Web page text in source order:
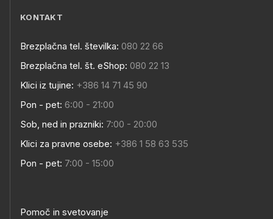
KONTAKT
Brezplačna tel. številka: 080 22 66
Brezplačna tel. št. eShop: 080 22 13
Klici iz tujine: +386 14 71 45 90
Pon - pet: 6:00 - 21:00
Sob, ned in prazniki: 7:00 - 20:00
Klici za pravne osebe: +386 1 58 63 535
Pon - pet: 7:00 - 15:00
Pomoč in svetovanje